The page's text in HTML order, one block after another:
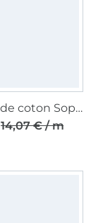
Tissu jersey de coton Sopo, violet
14,07 € / m